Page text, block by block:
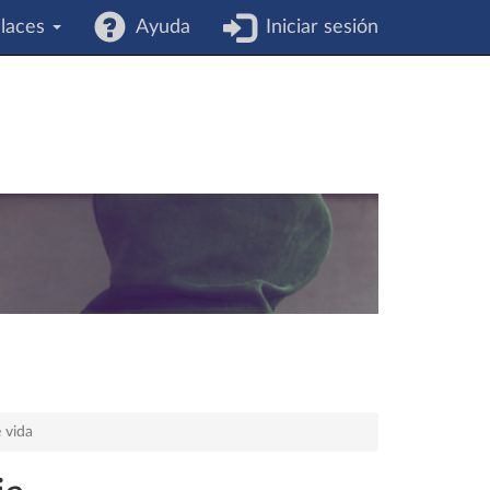
Ayuda Iniciar sesión
vida